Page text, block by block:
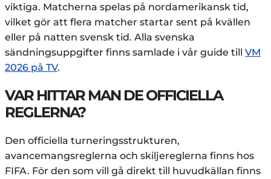
viktiga. Matcherna spelas på nordamerikansk tid,
vilket gör att flera matcher startar sent på kvällen
eller på natten svensk tid. Alla svenska
sändningsuppgifter finns samlade i vår guide till VM
2026 på TV.
VAR HITTAR MAN DE OFFICIELLA
REGLERNA?
Den officiella turneringsstrukturen,
avancemangsreglerna och skiljereglerna finns hos
FIFA. För den som vill gå direkt till huvudkällan finns